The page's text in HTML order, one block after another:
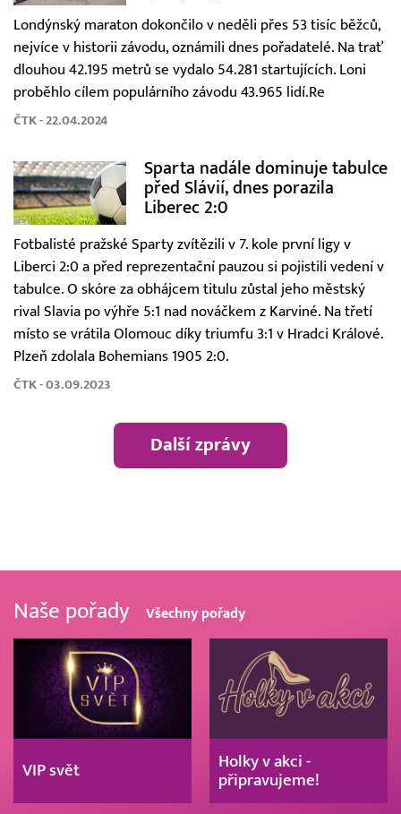
Londýnský maraton dokončilo v neděli přes 53 tisíc běžců,
nejvíce v historii závodu, oznámili dnes pořadatelé. Na trať
dlouhou 42.195 metrů se vydalo 54.281 startujících. Loni
proběhlo cílem populárního závodu 43.965 lidí.Re
ČTK - 22.04.2024
Sparta nadále dominuje tabulce
před Slávií, dnes porazila
Liberec 2:0
Fotbalisté pražské Sparty zvítězili v 7. kole první ligy v
Liberci 2:0 a před reprezentační pauzou si pojistili vedení v
tabulce. O skóre za obhájcem titulu zůstal jeho městský
rival Slavia po výhře 5:1 nad nováčkem z Karviné. Na třetí
místo se vrátila Olomouc díky triumfu 3:1 v Hradci Králové.
Plzeň zdolala Bohemians 1905 2:0.
ČTK - 03.09.2023
Další zprávy
Naše pořady Všechny pořady
VIP svět
Holky v akci -
připravujeme!